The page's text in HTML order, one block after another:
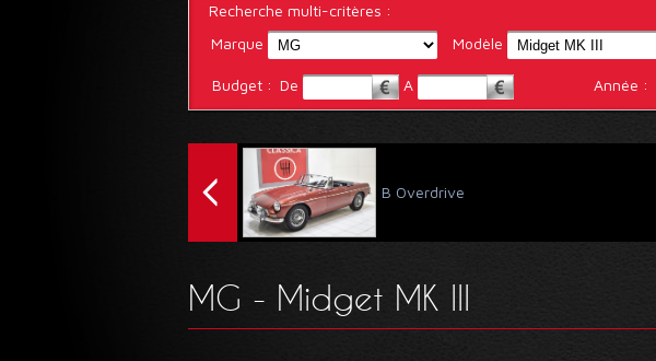
Recherche multi-critères :
Marque
Modèle
Budget : De A Année :
B Overdrive
MG - Midget MK III